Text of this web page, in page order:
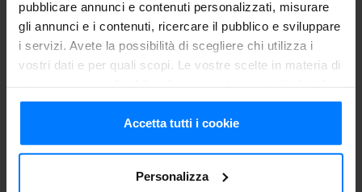
pubblicare annunci e contenuti personalizzati, misurare
gli annunci e i contenuti, ricercare il pubblico e sviluppare
i servizi. Avete la possibilità di scegliere chi utilizza i
vostri dati e per quali scopi. Le vostre scelte in materia di
in cui avete effettuato le vostre scelte. È possibile
modificare o revocare il proprio consenso in qualsiasi
momento dalla Dichiarazione sui cookie o facendo clic
Accetta tutti i cookie
Personalizza
36 kg